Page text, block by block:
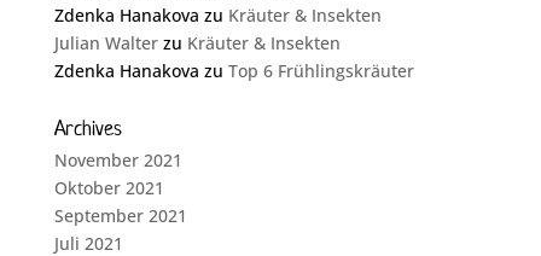
Zdenka Hanakova zu Kräuter & Insekten
Julian Walterzu Kräuter & Insekten
Zdenka Hanakova zu Top 6 Frühlingskräuter
Archives
November 2021
Oktober 2021
September 2021
Juli 2021